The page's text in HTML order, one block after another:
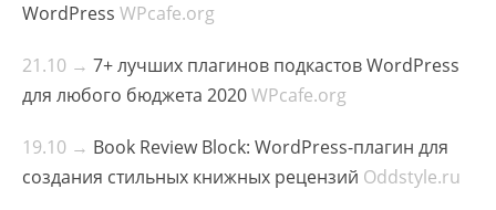
WordPress WPcafe.org
21.10 → 7+ лучших плагинов подкастов WordPress
для любого бюджета 2020WPcafe.org
19.10 → Book Review Block: WordPress-плагин для
создания стильных книжных рецензий Oddstyle.ru